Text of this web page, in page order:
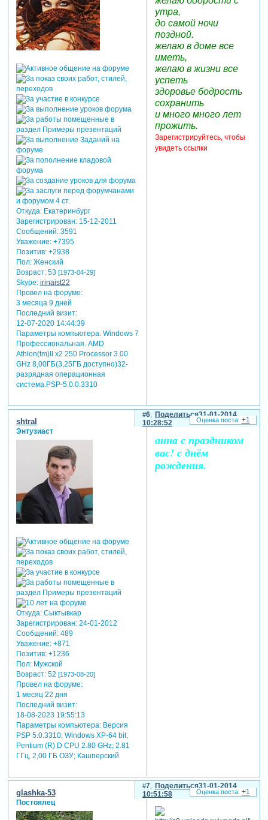
Откуда:Екатеринбург
Зарегистрирован: 15-12-2011
Сообщений:3591
Уважение: +7395
Позитив: +2938
Пол:Женский
Возраст:53 [1973-04-29]
Skype: irinaist22
Провел на форуме:
3 месяца 9 дней
Последний визит:
12-07-2020 14:44:39
Параметры компьютера:Windows 7
Профессиональная. AMD
Athlon(tm)II x2 250 Processor 3.00
GHz 8,00ГБ(3,25ГБ доступно)32-
разрядная операционная
система.PSP-5.0.0.3310
утра,
до самой ночи
поздной.
желаю в доме все
иметь,
желаю в жизни все
успеть
здоровье бодрость
сохранить
и много много лет
прожить.
Зарегистрируйтесь, чтобы
увидеть ссылки
Поделиться
6
31-01-2014
10:28:52
shtral
Энтузиаст
Откуда:Сыктывкар
Зарегистрирован: 24-01-2012
Сообщений:489
Уважение: +871
Позитив: +1236
Пол:Мужской
Возраст:52 [1973-08-20]
Провел на форуме:
1 месяц 22 дня
Последний визит:
18-08-2023 19:55:13
Параметры компьютера:Версия
PSP 5.0.3310; Windows XP-64 bit;
Pentium (R) D CPU 2.80 GHz; 2.81
ГГц, 2,00 ГБ ОЗУ; Кашперский
анна с праздником
вас! с днём
рождения.
+1
Поделиться
7
31-01-2014
10:51:58
glashka-53
Постоялец
+1